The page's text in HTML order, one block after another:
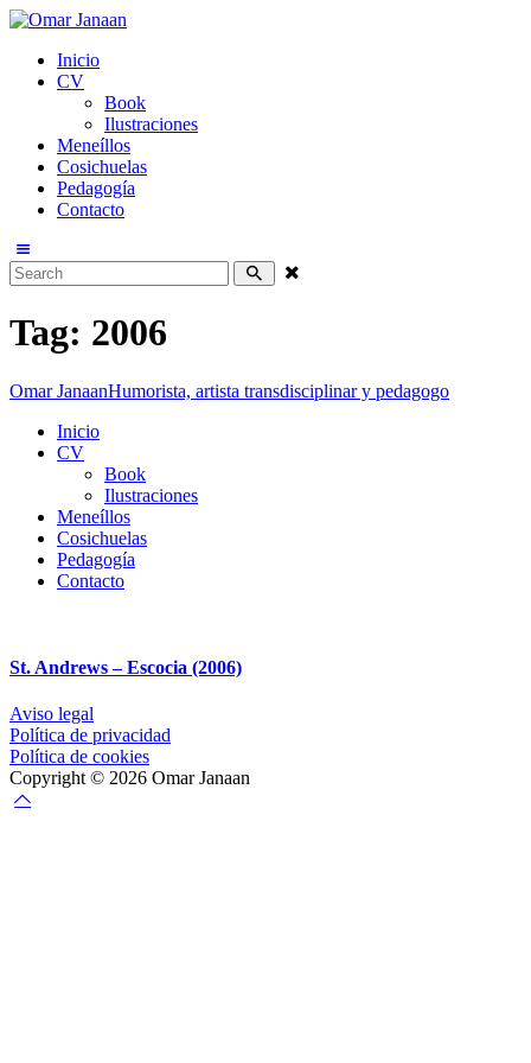
Inicio
CV
Book
Ilustraciones
Meneíllos
Cosichuelas
Pedagogía
Contacto
Tag: 2006
Omar JanaanHumorista, artista transdisciplinar y pedagogo
Inicio
CV
Book
Ilustraciones
Meneíllos
Cosichuelas
Pedagogía
Contacto
St. Andrews – Escocia (2006)
Aviso legal
Política de privacidad
Política de cookies
Copyright © 2026 Omar Janaan